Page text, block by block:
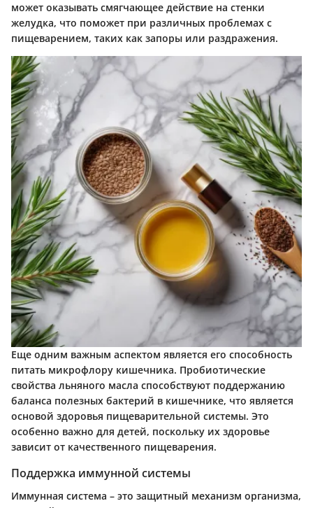
может оказывать смягчающее действие на стенки
желудка, что поможет при различных проблемах с
пищеварением, таких как запоры или раздражения.
Еще одним важным аспектом является его способность
питать микрофлору кишечника. Пробиотические
свойства льняного масла способствуют поддержанию
баланса полезных бактерий в кишечнике, что является
основой здоровья пищеварительной системы. Это
особенно важно для детей, поскольку их здоровье
зависит от качественного пищеварения.
Поддержка иммунной системы
Иммунная система – это защитный механизм организма,